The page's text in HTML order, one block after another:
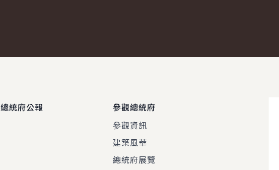
總統府公報
參觀總統府
參觀資訊
建築風華
總統府展覽